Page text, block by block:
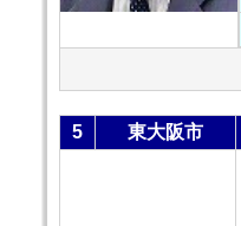
5 東大阪市